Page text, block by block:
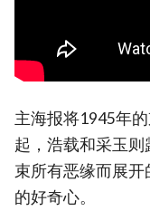
主海报将1945年
起，浩载和采玉
束所有恶缘而展
的好奇心。